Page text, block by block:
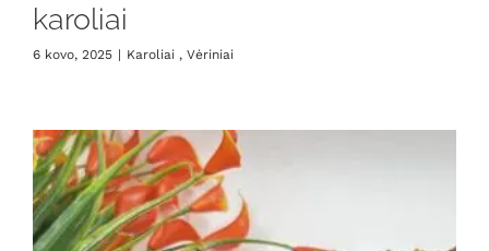
karoliai
6 kovo, 2025 | Karoliai , Vėriniai